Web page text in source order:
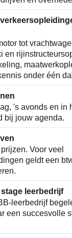
tot
en
onder één
's avonds en in
bij jouw agenda.
Voor veel
geldt een
leerbedrijf
leerbedrijf
een succesvolle